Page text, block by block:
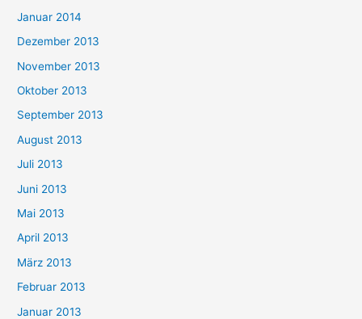
Januar 2014
Dezember 2013
November 2013
Oktober 2013
September 2013
August 2013
Juli 2013
Juni 2013
Mai 2013
April 2013
März 2013
Februar 2013
Januar 2013